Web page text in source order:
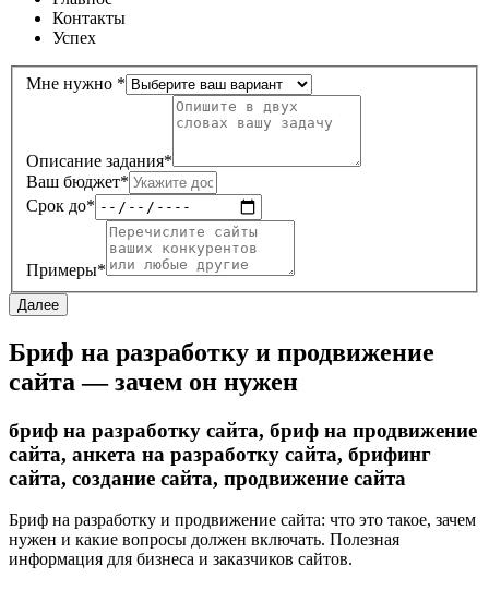
Контакты
Успех
Мне нужно *
Описание задания*
Ваш бюджет*
Срок до*
Примеры*
Далее
Бриф на разработку и продвижение
сайта — зачем он нужен
бриф на разработку сайта, бриф на продвижение
сайта, анкета на разработку сайта, брифинг
сайта, создание сайта, продвижение сайта
Бриф на разработку и продвижение сайта: что это такое, зачем
нужен и какие вопросы должен включать. Полезная
информация для бизнеса и заказчиков сайтов.